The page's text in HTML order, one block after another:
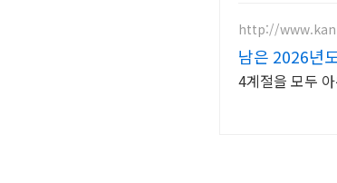
http://
남은 2026년
4계절을 모두